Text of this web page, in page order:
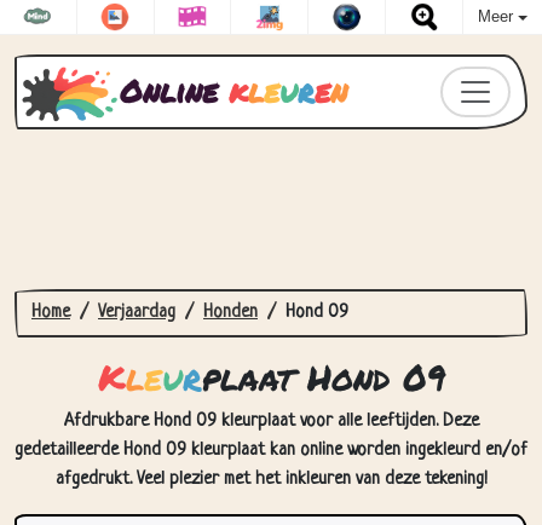
Meer
Online kleuren
Home Verjaardag Honden Hond 09
Kleurplaat Hond 09
Afdrukbare Hond 09 kleurplaat voor alle leeftijden. Deze
gedetailleerde Hond 09 kleurplaat kan online worden ingekleurd en/of
afgedrukt. Veel plezier met het inkleuren van deze tekening!